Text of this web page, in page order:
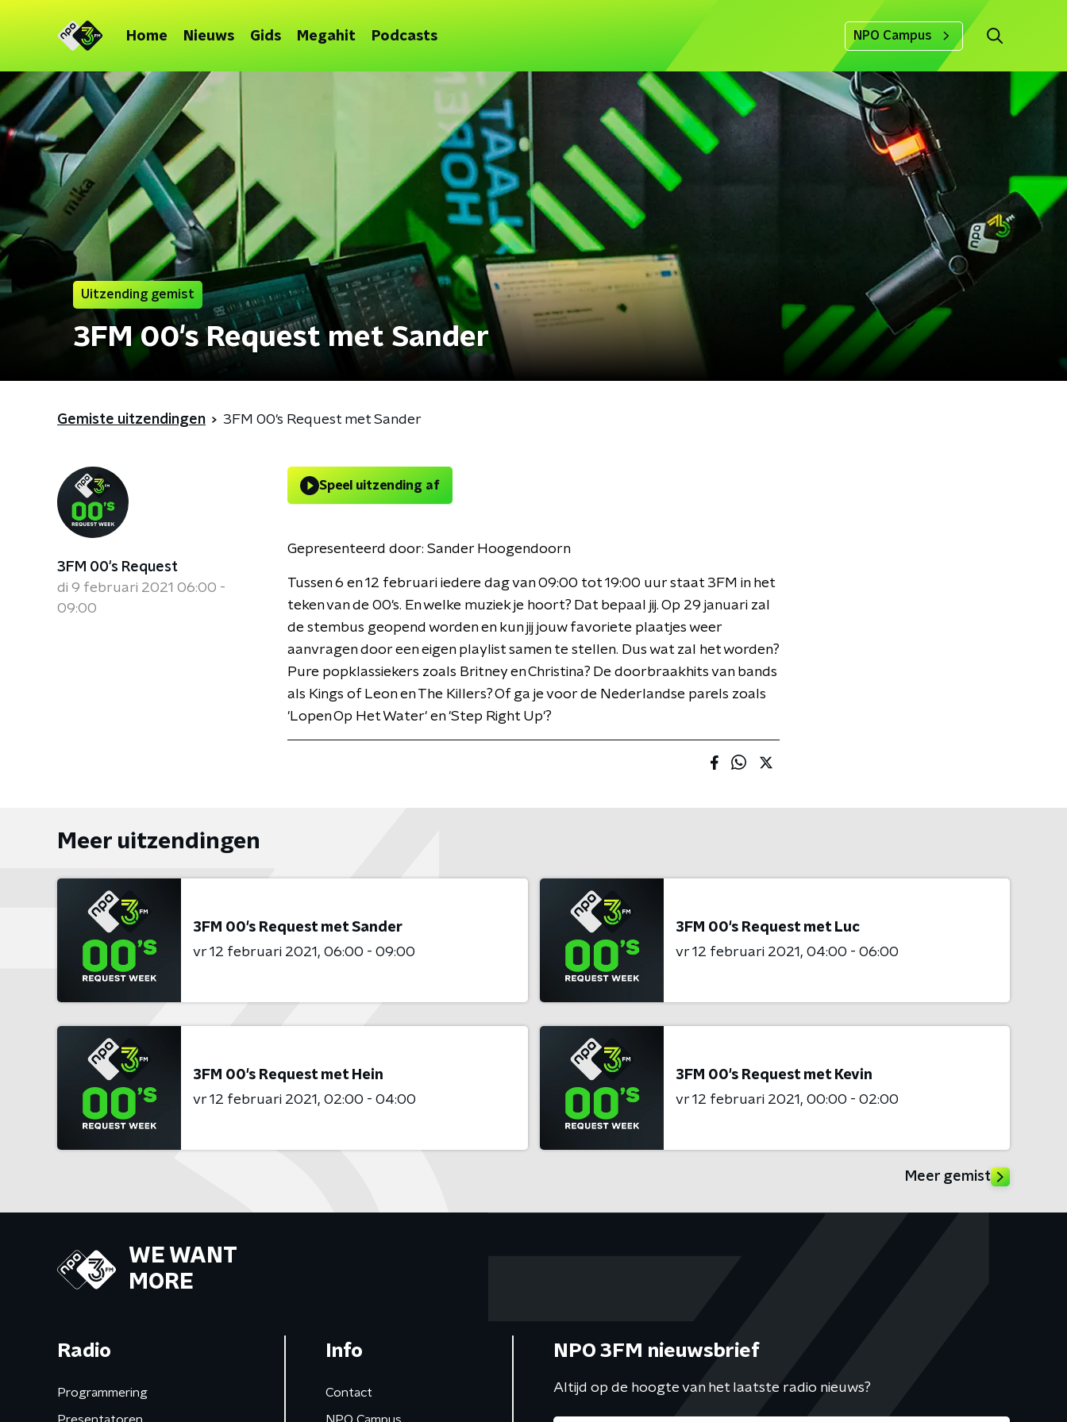
Home Nieuws Gids Megahit Podcasts NPO Campus
Uitzending gemist
3FM 00's Request met Sander
Gemiste uitzendingen 3FM 00's Request met Sander
3FM 00's Request
di 9 februari 2021 06:00 -
09:00
Speel uitzending af
Gepresenteerd door: Sander Hoogendoorn
Tussen 6 en 12 februari iedere dag van 09:00 tot 19:00 uur staat 3FM in het
teken van de 00's. En welke muziek je hoort? Dat bepaal jij. Op 29 januari zal
de stembus geopend worden en kun jij jouw favoriete plaatjes weer
aanvragen door een eigen playlist samen te stellen. Dus wat zal het worden?
Pure popklassiekers zoals Britney en Christina? De doorbraakhits van bands
als Kings of Leon en The Killers? Of ga je voor de Nederlandse parels zoals
'Lopen Op Het Water' en 'Step Right Up'?
Meer uitzendingen
3FM 00's Request met Sander
vr 12 februari 2021
06:00 - 09:00
3FM 00's Request met Luc
vr 12 februari 2021
04:00 - 06:00
3FM 00's Request met Hein
vr 12 februari 2021
02:00 - 04:00
3FM 00's Request met Kevin
vr 12 februari 2021
00:00 - 02:00
Meer gemist
WE WANT
MORE
Radio
Programmering
Info
Contact
NPO 3FM nieuwsbrief
Altijd op de hoogte van het laatste radio nieuws?